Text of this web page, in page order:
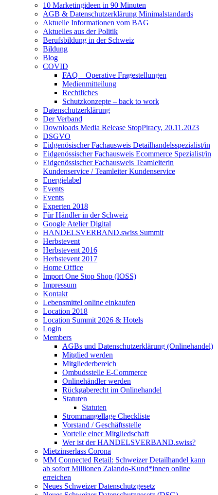
10 Marketingideen in 90 Minuten
AGB & Datenschutzerklärung Minimalstandards
Aktuelle Informationen vom BAG
Aktuelles aus der Politik
Berufsbildung in der Schweiz
Bildung
Blog
COVID
FAQ – Operative Fragestellungen
Medienmitteilung
Rechtliches
Schutzkonzepte – back to work
Datenschutzerklärung
Der Verband
Downloads Media Release StopPiracy, 20.11.2023
DSGVO
Eidgenösischer Fachausweis Detailhandelsspezialist/in
Eidgenössischer Fachausweis Ecommerce Spezialist/in
Eidgenössischer Fachausweis Teamleiterin
Kundenservice / Teamleiter Kundenservice
Energielabel
Events
Events
Experten 2018
Für Händler in der Schweiz
Google Atelier Digital
HANDELSVERBAND.swiss Summit
Herbstevent
Herbstevent 2016
Herbstevent 2017
Home Office
Import One Stop Shop (IOSS)
Impressum
Kontakt
Lebensmittel online einkaufen
Location 2018
Location Summit 2026 & Hotels
Login
Members
AGBs und Datenschutzerklärung (Onlinehandel)
Mitglied werden
Mitgliederbereich
Ombudsstelle E-Commerce
Onlinehändler werden
Rückgaberecht im Onlinehandel
Statuten
Statuten
Strommangellage Checkliste
Vorstand / Geschäftsstelle
Vorteile einer Mitgliedschaft
Wer ist der HANDELSVERBAND.swiss?
Mietzinserlass Corona
MM Connected Retail: Schweizer Detailhandel kann
ab sofort Millionen Zalando-Kund*innen online
erreichen
Neues Schweizer Datenschutzgesetz